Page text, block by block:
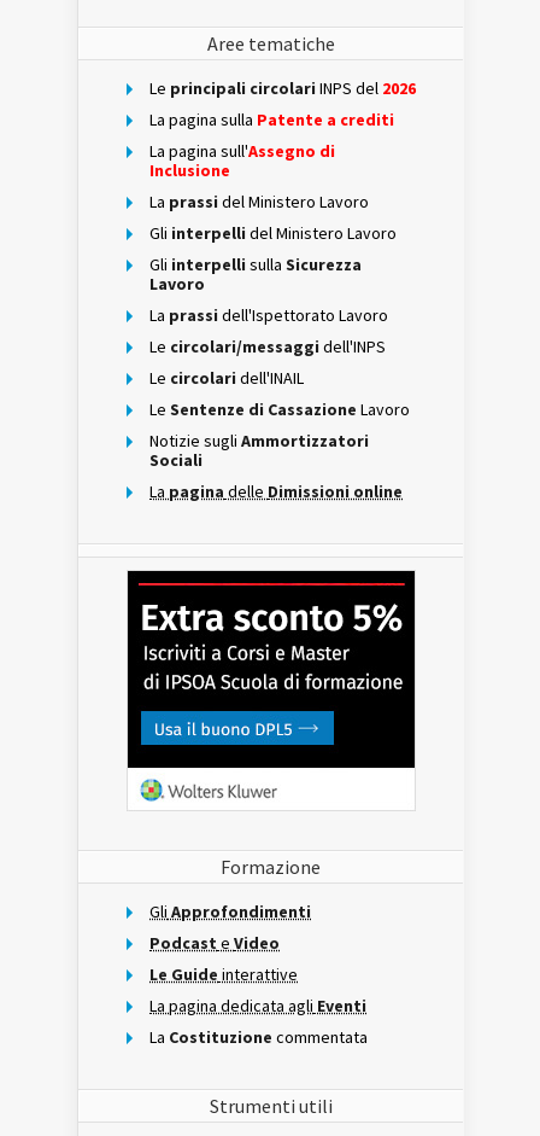
Aree tematiche
Le principali circolari INPS del 2026
La pagina sulla Patente a crediti
La pagina sull'Assegno di
Inclusione
La prassi del Ministero Lavoro
Gli interpelli del Ministero Lavoro
Gli interpelli sulla Sicurezza
Lavoro
La prassi dell'Ispettorato Lavoro
Le circolari/messaggi dell'INPS
Le circolari dell'INAIL
Le Sentenze di Cassazione Lavoro
Notizie sugli Ammortizzatori
Sociali
La pagina delle Dimissioni online
Formazione
Gli Approfondimenti
Podcast e Video
Le Guide interattive
La pagina dedicata agli Eventi
La Costituzione commentata
Strumenti utili